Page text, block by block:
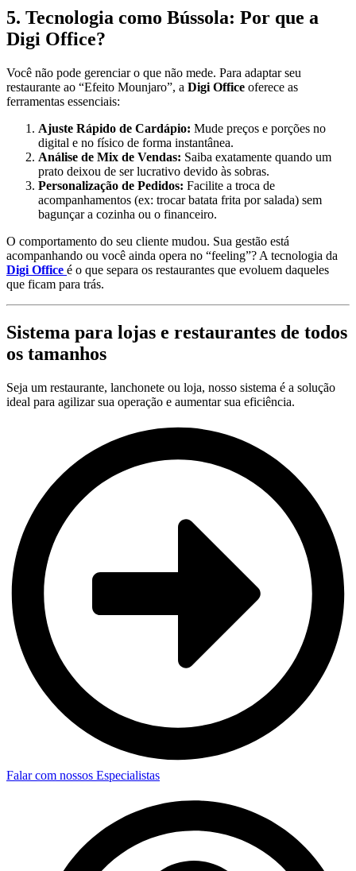
5. Tecnologia como Bússola: Por que a
Digi Office?
Você não pode gerenciar o que não mede. Para adaptar seu
restaurante ao “Efeito Mounjaro”, a Digi Office oferece as
ferramentas essenciais:
Ajuste Rápido de Cardápio: Mude preços e porções no
digital e no físico de forma instantânea.
Análise de Mix de Vendas: Saiba exatamente quando um
prato deixou de ser lucrativo devido às sobras.
Personalização de Pedidos: Facilite a troca de
acompanhamentos (ex: trocar batata frita por salada) sem
bagunçar a cozinha ou o financeiro.
O comportamento do seu cliente mudou. Sua gestão está
acompanhando ou você ainda opera no “feeling”? A tecnologia da
Digi Office é o que separa os restaurantes que evoluem daqueles
que ficam para trás.
Sistema para lojas e restaurantes de todos
os tamanhos
Seja um restaurante, lanchonete ou loja, nosso sistema é a solução
ideal para agilizar sua operação e aumentar sua eficiência.
Falar com nossos Especialistas